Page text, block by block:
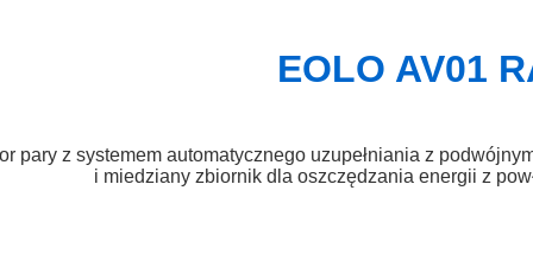
EOLO AV01
pary z systemem automatycznego uzupełniania z
i miedziany zbiornik dla oszczędzania energii z